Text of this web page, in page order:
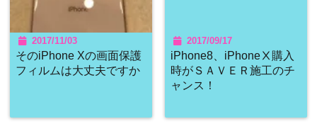
2017/11/03
そのiPhone Xの画面保護
フィルムは大丈夫ですか
2017/09/17
iPhone8、iPhoneⅩ購入
時がＳＡＶＥＲ施工のチ
ャンス！